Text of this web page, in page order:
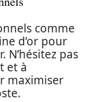
comme
d’or pour
N’hésitez pas
et à
maximiser